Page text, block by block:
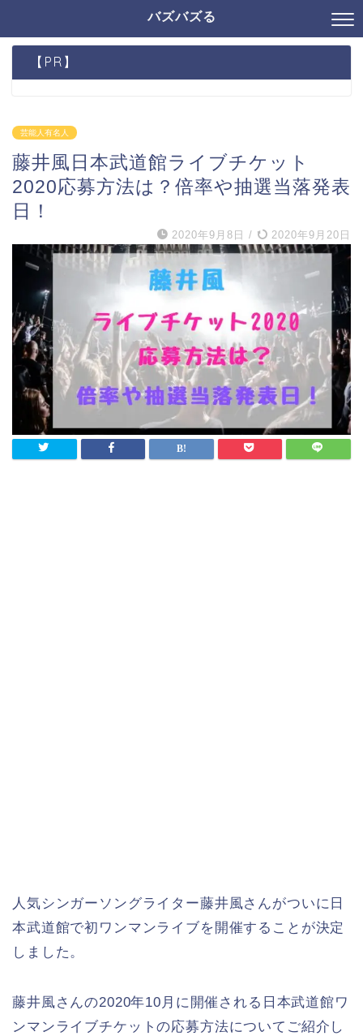
バズバズる
【PR】
芸能人有名人
藤井風日本武道館ライブチケット
2020応募方法は？倍率や抽選当落発表
日！
2020年9月8日 / 2020年9月20日
人気シンガーソングライター藤井風さんがついに日
本武道館で初ワンマンライブを開催することが決定
しました。
藤井風さんの2020年10月に開催される日本武道館ワ
ンマンライブチケットの応募方法についてご紹介し